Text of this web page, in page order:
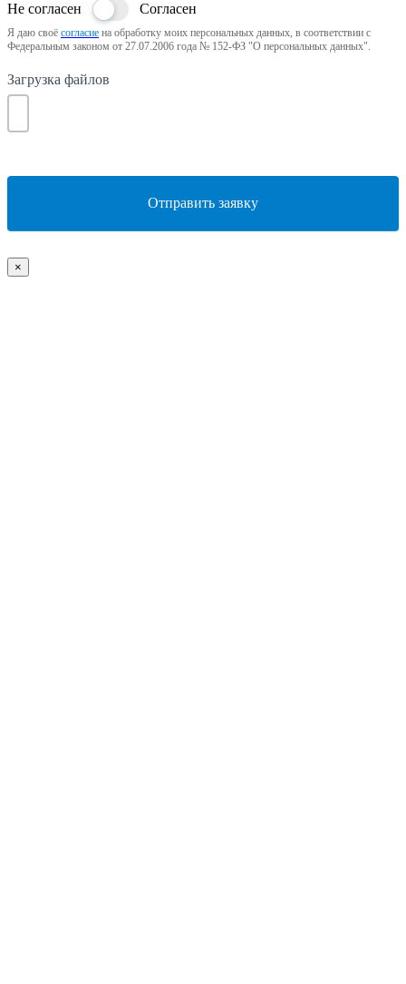
Не согласен Согласен
Я даю своё согласие на обработку моих персональных данных, в соответствии с
Федеральным законом от 27.07.2006 года № 152-ФЗ "О персональных данных".
Загрузка файлов
Отправить заявку
×